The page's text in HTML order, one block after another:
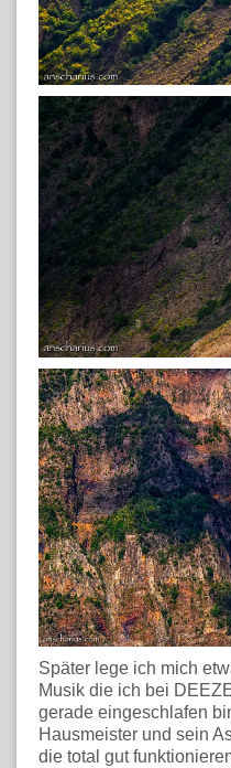
Später lege ich mich
Musik die ich bei
gerade eingeschlafen
Hausmeister und sein
die total gut